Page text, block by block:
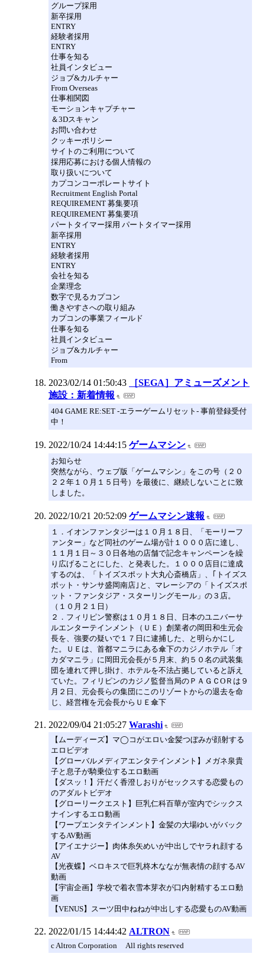
グループ採用
新卒採用
ENTRY
経験者採用
ENTRY
仕事を知る
社員インタビュー
ジョブ&カルチャー
From Overseas
仕事相関図
モーションキャプチャー
＆3Dスキャン
お問い合わせ
クッキーポリシー
サイトのご利用について
採用応募における個人情報の
取り扱いについて
カプコンコーポレートサイト
Recruitment English Portal
REQUIREMENT 募集要項
REQUIREMENT 募集要項
パートタイマー採用 パートタイマー採用
新卒採用
ENTRY
経験者採用
ENTRY
会社を知る
企業理念
数字で見るカプコン
働きやすさへの取り組み
カプコンの事業フィールド
仕事を知る
社員インタビュー
ジョブ&カルチャー
From
2023/02/14 01:50:43
［SEGA］アミューズメント
施設：新着情報
404 GAME RE:SET -エラーゲームリセット- 事前登録受付
中！
2022/10/24 14:44:15 ゲームマシン
お知らせ
突然ながら、ウェブ版「ゲームマシン」をこの号（２０
２２年１０月１５日号）を最後に、継続しないことに致
しました。
2022/10/21 20:52:09 ゲームマシン速報
１．イオンファンタジーは１０月１８日、「モーリーフ
ァンター」など同社のゲーム場が計１０００店に達し、
１１月１日～３０日各地の店舗で記念キャンペーンを繰
り広げることにした、と発表した。１０００店目に達成
するのは、「トイズスポット大丸心斎橋店」、｢トイズス
ポット・サンサ盛岡南店｣と、マレーシアの「トイズスポ
ット・ファンタジア・スターリングモール」の３店。
（１０月２１日）
２．フィリピン警察は１０月１８日、日本のユニバーサ
ルエンターテインメント（ＵＥ）創業者の岡田和生元会
長を、強要の疑いで１７日に逮捕した、と明らかにし
た。ＵＥは、首都マニラにある傘下のカジノホテル「オ
カダマニラ」に岡田元会長が５月末、約５０名の武装集
団を連れて押し掛け、ホテルを不法占拠していると訴え
ていた。フィリピンのカジノ監督当局のＰＡＧＣОＲは９
月２日、元会長らの集団にこのリゾートからの退去を命
じ、経営権を元会長からＵＥ傘下
2022/09/04 21:05:27 Warashi
【ムーディーズ】マ◯コがエロい金髪つぼみが顔射する
エロビデオ
【グローバルメディアエンタテインメント】メガネ泉貴
子と息子が騎乗位するエロ動画
【ダスッ！】汗だく香澄しおりがセックスする恋愛もの
のアダルトビデオ
【グローリークエスト】巨乳仁科百華が室内でシックス
ナインするエロ動画
【ワープエンタテインメント】金髪の大場ゆいがバック
するAV動画
【アイエナジー】肉体糸矢めいが中出しでヤラれ顔する
AV
【光夜蝶】ベロキスで巨乳柊木ななが無表情の顔するAV
動画
【宇宙企画】学校で着衣雪本芽衣が口内射精するエロ動
画
【VENUS】スーツ田中ねねが中出しする恋愛ものAV動画
2022/01/15 14:44:42 ALTRON
c Altron Corporation All rights reserved